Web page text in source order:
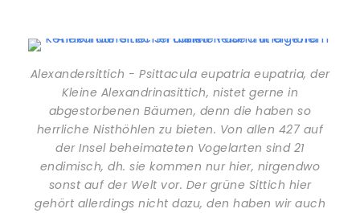
Alexandersittich - Psittacula eupatria eupatria, der
Kleine Alexandrinasittich, nistet gerne in
abgestorbenen Bäumen, denn die haben so
herrliche Nisthöhlen zu bieten. Von allen 427 auf
der Insel beheimateten Vogelarten sind 21
endimisch, dh. sie kommen nur hier, nirgendwo
sonst auf der Welt vor. Der grüne Sittich hier
gehört allerdings nicht dazu, den haben wir auch